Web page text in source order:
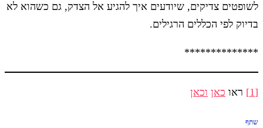
לשופטים צדיקים, שיודעים איך להגיע אל הצדק, גם כשהוא לא
בדיוק לפי הכללים הרגילים.
**************
[1] ראו כאן וכאן
שתף